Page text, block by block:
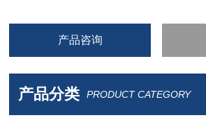
产品咨询
产品分类 PRODUCT CATEGORY